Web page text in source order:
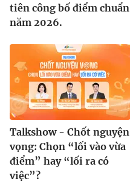
tiên công bố điểm chuẩn
năm 2026.
Talkshow - Chốt nguyện
vọng: Chọn “lối vào vừa
điểm” hay “lối ra có
việc”?